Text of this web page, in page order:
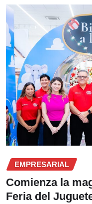
EMPRESARIAL
Comienza la
Feria del